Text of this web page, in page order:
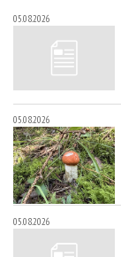
05.08.2026
05.08.2026
05.08.2026